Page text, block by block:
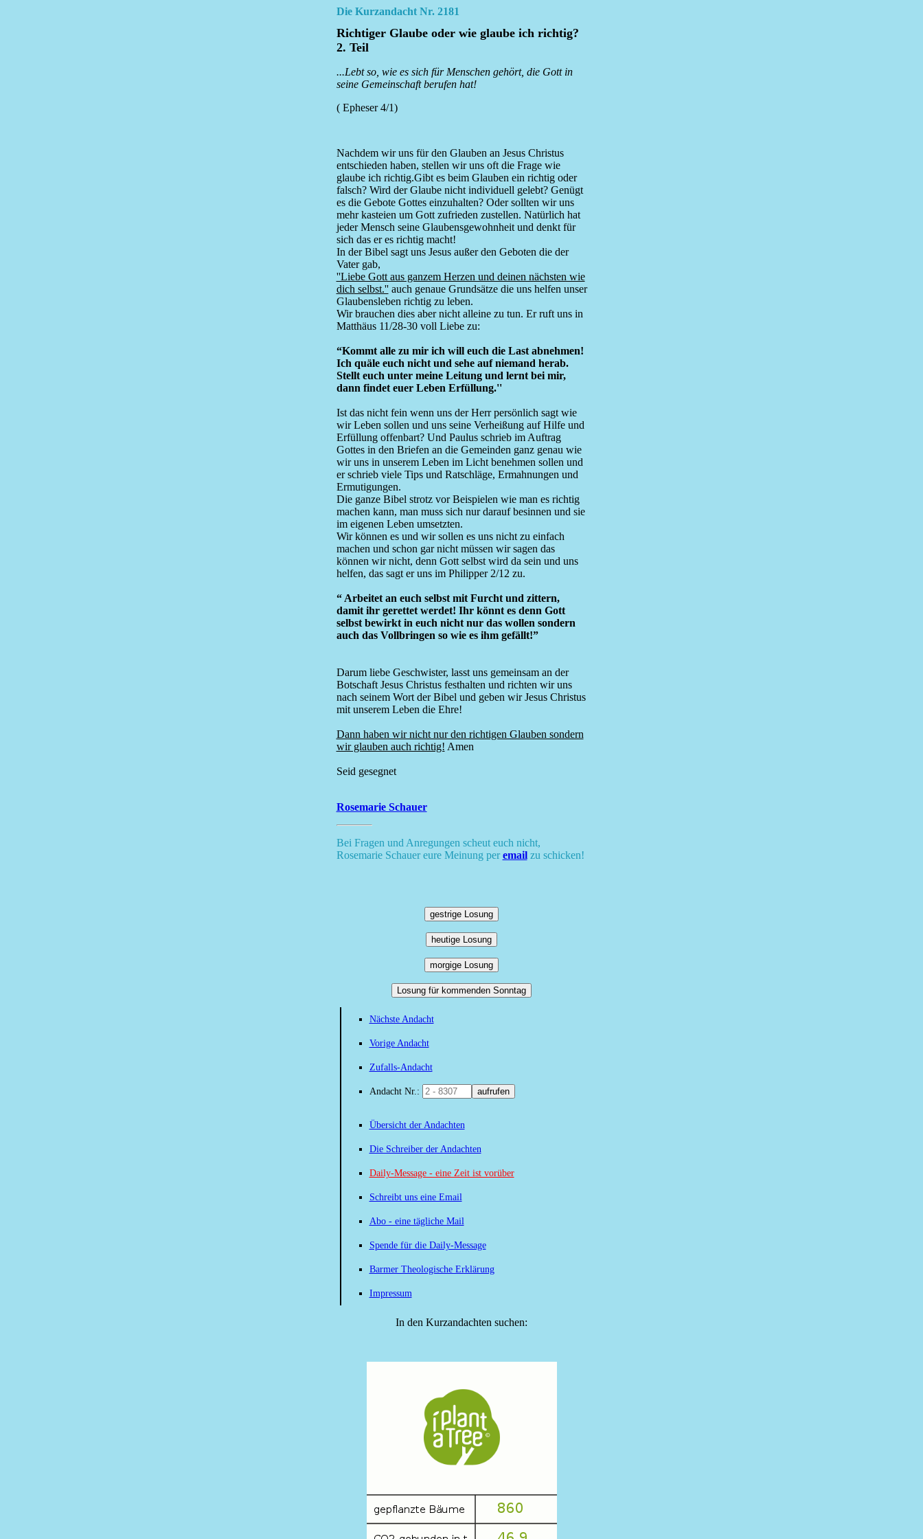
Die Kurzandacht Nr. 2181
Richtiger Glaube oder wie glaube ich richtig?
2. Teil
...Lebt so, wie es sich für Menschen gehört, die Gott in
seine Gemeinschaft berufen hat!
( Epheser 4/1)
Nachdem wir uns für den Glauben an Jesus Christus
entschieden haben, stellen wir uns oft die Frage wie
glaube ich richtig.Gibt es beim Glauben ein richtig oder
falsch? Wird der Glaube nicht individuell gelebt? Genügt
es die Gebote Gottes einzuhalten? Oder sollten wir uns
mehr kasteien um Gott zufrieden zustellen. Natürlich hat
jeder Mensch seine Glaubensgewohnheit und denkt für
sich das er es richtig macht!
In der Bibel sagt uns Jesus außer den Geboten die der
Vater gab,
''Liebe Gott aus ganzem Herzen und deinen nächsten wie
dich selbst.''auch genaue Grundsätze die uns helfen unser
Glaubensleben richtig zu leben.
Wir brauchen dies aber nicht alleine zu tun. Er ruft uns in
Matthäus 11/28-30 voll Liebe zu:
“Kommt alle zu mir ich will euch die Last abnehmen!
Ich quäle euch nicht und sehe auf niemand herab.
Stellt euch unter meine Leitung und lernt bei mir,
dann findet euer Leben Erfüllung.''
Ist das nicht fein wenn uns der Herr persönlich sagt wie
wir Leben sollen und uns seine Verheißung auf Hilfe und
Erfüllung offenbart? Und Paulus schrieb im Auftrag
Gottes in den Briefen an die Gemeinden ganz genau wie
wir uns in unserem Leben im Licht benehmen sollen und
er schrieb viele Tips und Ratschläge, Ermahnungen und
Ermutigungen.
Die ganze Bibel strotz vor Beispielen wie man es richtig
machen kann, man muss sich nur darauf besinnen und sie
im eigenen Leben umsetzten.
Wir können es und wir sollen es uns nicht zu einfach
machen und schon gar nicht müssen wir sagen das
können wir nicht, denn Gott selbst wird da sein und uns
helfen, das sagt er uns im Philipper 2/12 zu.
“ Arbeitet an euch selbst mit Furcht und zittern,
damit ihr gerettet werdet! Ihr könnt es denn Gott
selbst bewirkt in euch nicht nur das wollen sondern
auch das Vollbringen so wie es ihm gefällt!”
Darum liebe Geschwister, lasst uns gemeinsam an der
Botschaft Jesus Christus festhalten und richten wir uns
nach seinem Wort der Bibel und geben wir Jesus Christus
mit unserem Leben die Ehre!
Dann haben wir nicht nur den richtigen Glauben sondern
wir glauben auch richtig! Amen
Seid gesegnet
Rosemarie Schauer
Bei Fragen und Anregungen scheut euch nicht,
Rosemarie Schauer eure Meinung peremailzu schicken!
gestrige Losung
heutige Losung
morgige Losung
Losung für kommenden Sonntag
Nächste Andacht
Vorige Andacht
Zufalls-Andacht
Andacht Nr.: aufrufen
Übersicht der Andachten
Die Schreiber der Andachten
Daily-Message - eine Zeit ist vorüber
Schreibt uns eine Email
Abo - eine tägliche Mail
Spende für die Daily-Message
Barmer Theologische Erklärung
Impressum
In den Kurzandachten suchen: